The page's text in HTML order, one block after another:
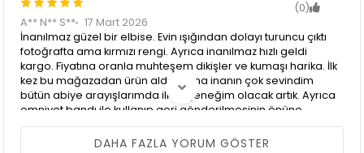
(0)
A** N** S**
17 Mart 2026
İnanılmaz güzel bir elbise. Evin ışığından dolayı turuncu çıktı
fotoğrafta ama kırmızı rengi. Ayrıca inanılmaz hızlı geldi
kargo. Fiyatına oranla muhteşem dikişler ve kumaşı harika. İlk
kez bu mağazadan ürün aldım ama inanın çok sevindim
bütün abiye arayışlarımda ilk seçeneğim olacak artık. Ayrıca
emniyet bandı ile kullanıp geri gönderilmesinin önüne
geçmişler harika bence, çünkü kullanıp iade ettiklerini biz
giymek zorunda kalmıyoruz. Ben beden olarak olacak mı
DAHA FAZLA YORUM GÖSTER